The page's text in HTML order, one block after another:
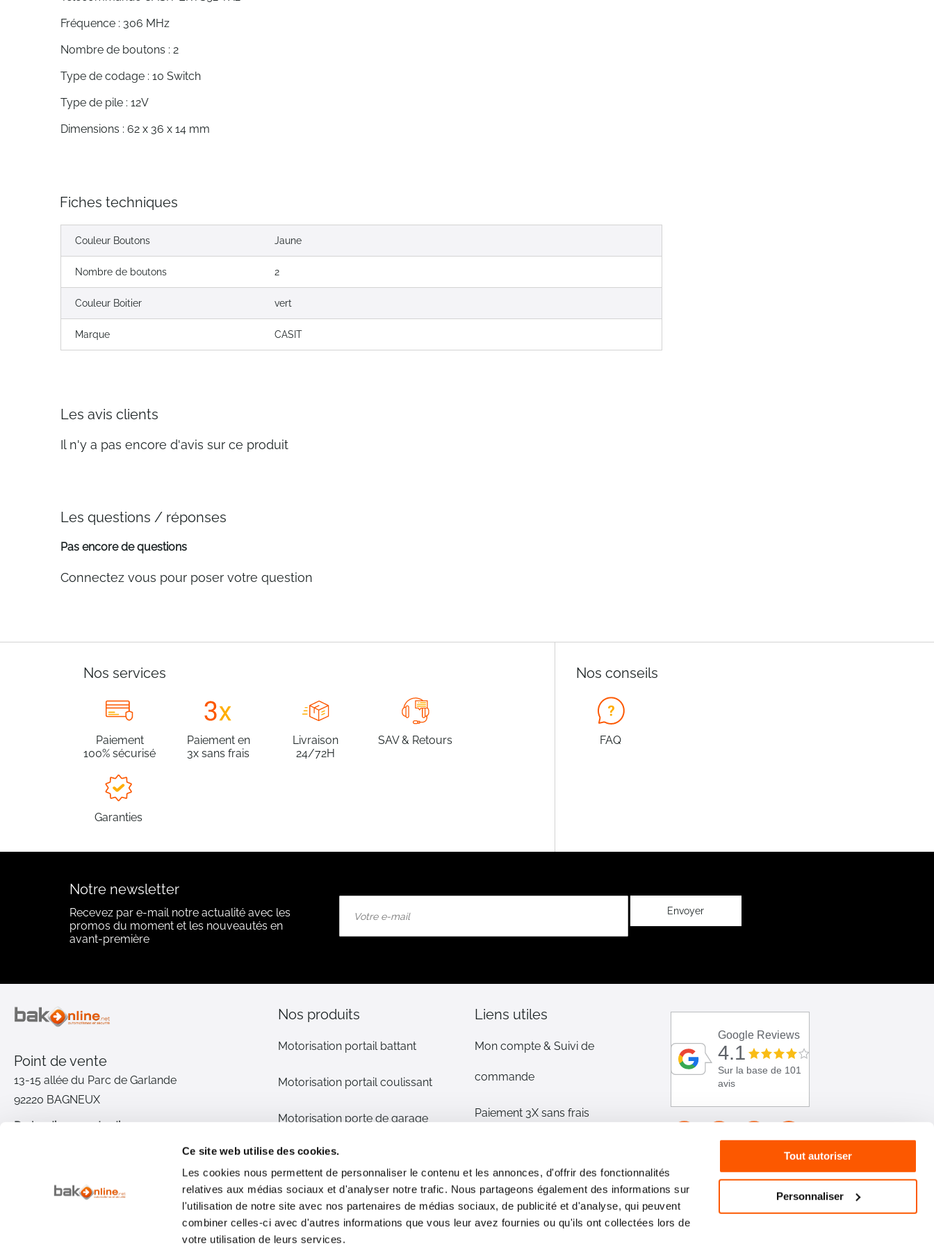
Ce site web utilise des cookies.
Les cookies nous permettent de personnaliser le contenu et les annonces, d'offrir des fonctionnalités
relatives aux médias sociaux et d'analyser notre trafic. Nous partageons également des informations sur
l'utilisation de notre site avec nos partenaires de médias sociaux, de publicité et d'analyse, qui peuvent
combiner celles-ci avec d'autres informations que vous leur avez fournies ou qu'ils ont collectées lors de
votre utilisation de leurs services.
Tout autoriser
Personnaliser
Fréquence : 306 MHz
Nombre de boutons : 2
Type de codage : 10 Switch
Type de pile : 12V
Dimensions : 62 x 36 x 14 mm
Fiches techniques
Couleur Boutons Jaune
Nombre de boutons 2
Couleur Boitier vert
Marque CASIT
Les avis clients
Il n'y a pas encore d'avis sur ce produit
Les questions / réponses
Pas encore de questions
Connectez vous pour poser votre question
Nos services
Paiement
100% sécurisé
Paiement en
3x sans frais
Livraison
24/72H
SAV & Retours
Garanties
Nos conseils
FAQ
Notre newsletter
Recevez par e-mail notre actualité avec les
promos du moment et les nouveautés en
avant-première
notre
:
Envoyer
Point de vente
13-15 allée du Parc de Garlande
92220 BAGNEUX
Du lundi au vendredi
01 46 72 30 00
Nos produits
Motorisation portail battant
Motorisation portail coulissant
Motorisation porte de garage
Motorisation volet
Pièces détachées
Interphone/alarme maison
Liens utiles
Mon compte & Suivi de
commande
Paiement 3X sans frais
CGV
Plan du site
Google Reviews
4.1
Sur la base de 101
avis